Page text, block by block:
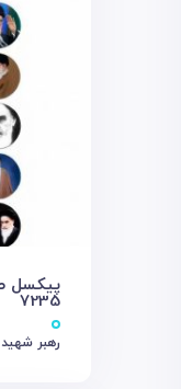
پیکسل
7235
رهبر شهید